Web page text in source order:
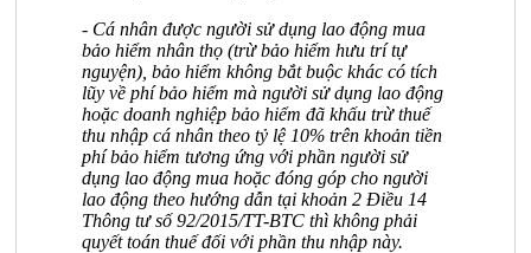
- Cá nhân được người sử dụng lao động mua
bảo hiểm nhân thọ (trừ bảo hiểm hưu trí tự
nguyện), bảo hiểm không bắt buộc khác có tích
lũy về phí bảo hiểm mà người sử dụng lao động
hoặc doanh nghiệp bảo hiểm đã khấu trừ thuế
thu nhập cá nhân theo tỷ lệ 10% trên khoản tiền
phí bảo hiểm tương ứng với phần người sử
dụng lao động mua hoặc đóng góp cho người
lao động theo hướng dẫn tại khoản 2 Điều 14
Thông tư số 92/2015/TT-BTC thì không phải
quyết toán thuế đối với phần thu nhập này.